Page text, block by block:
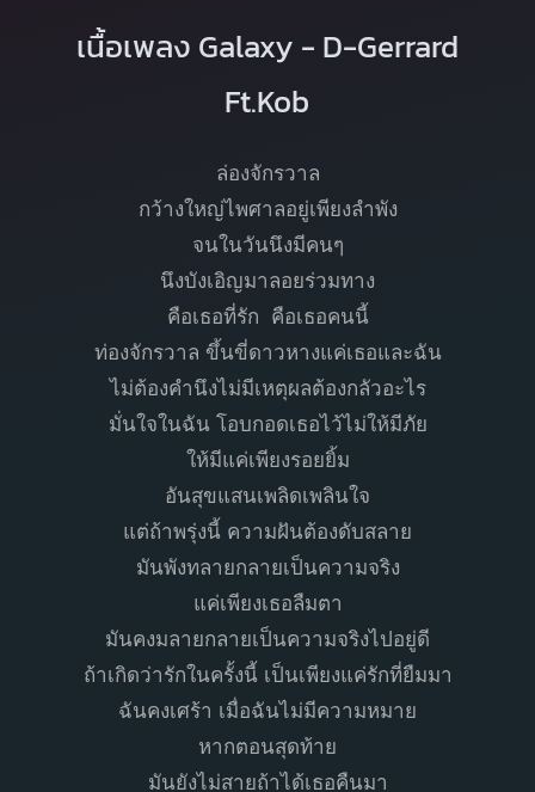
เนื้อเพลง Galaxy - D-Gerrard
Ft.Kob
ล่องจักรวาล
กว้างใหญ่ไพศาลอยู่เพียงลำพัง
จนในวันนึงมีคนๆ
นึงบังเอิญมาลอยร่วมทาง
คือเธอที่รัก คือเธอคนนี้
ท่องจักรวาล ขึ้นขี่ดาวหางแค่เธอและฉัน
ไม่ต้องคำนึงไม่มีเหตุผลต้องกลัวอะไร
มั่นใจในฉัน โอบกอดเธอไว้ไม่ให้มีภัย
ให้มีแค่เพียงรอยยิ้ม
อันสุขแสนเพลิดเพลินใจ
แต่ถ้าพรุ่งนี้ ความฝันต้องดับสลาย
มันพังทลายกลายเป็นความจริง
แค่เพียงเธอลืมตา
มันคงมลายกลายเป็นความจริงไปอยู่ดี
ถ้าเกิดว่ารักในครั้งนี้ เป็นเพียงแค่รักที่ยืมมา
ฉันคงเศร้า เมื่อฉันไม่มีความหมาย
หากตอนสุดท้าย
มันยังไม่สายถ้าได้เธอคืนมา